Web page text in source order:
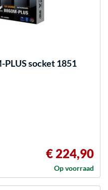
PLUS socket 1851
€ 224,90
Op voorraad